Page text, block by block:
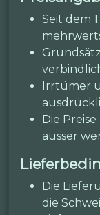
Seit dem
Irrtümer
Die
ausser
Die
die